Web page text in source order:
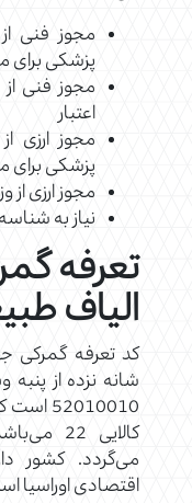
مجوز فنی
پزشکی برای
مجوز فنی از
اعتبار
مجوز ارزی
پزشکی برای
مجوز ارزی
نیاز به شناسه
تعرفه
الیاف
کد تعرفه گمرکی
شانه نزده از پنبه
می‌گردد. کشور
اقتصادی اوراسیا